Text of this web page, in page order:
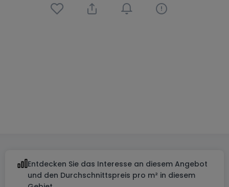
Entdecken Sie das Interesse an diesem Angebot
und den Durchschnittspreis pro m² in diesem